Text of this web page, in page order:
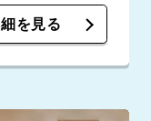
を見る